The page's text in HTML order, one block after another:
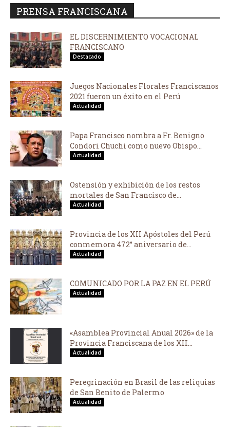
PRENSA FRANCISCANA
EL DISCERNIMIENTO VOCACIONAL
FRANCISCANO
Destacado
Juegos Nacionales Florales Franciscanos
2021 fueron un éxito en el Perú
Actualidad
Papa Francisco nombra a Fr. Benigno
Condori Chuchi como nuevo Obispo...
Actualidad
Ostensión y exhibición de los restos
mortales de San Francisco de...
Actualidad
Provincia de los XII Apóstoles del Perú
conmemora 472° aniversario de...
Actualidad
COMUNICADO POR LA PAZ EN EL PERÚ
Actualidad
«Asamblea Provincial Anual 2026» de la
Provincia Franciscana de los XII...
Actualidad
Peregrinación en Brasil de las reliquias
de San Benito de Palermo
Actualidad